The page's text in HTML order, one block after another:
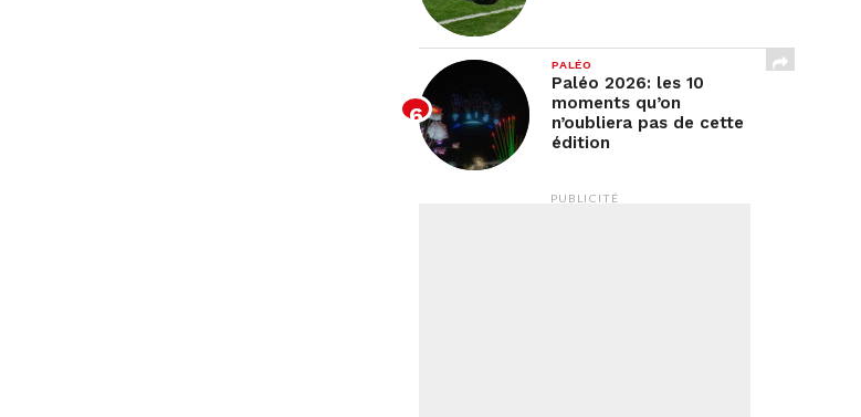
PALÉO
Paléo 2026: les 10
moments qu’on
n’oubliera pas de cette
édition
PUBLICITÉ